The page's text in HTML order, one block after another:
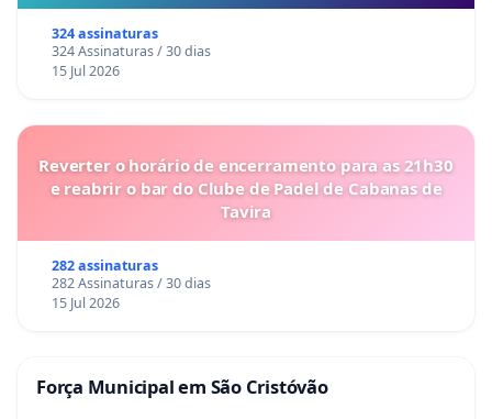
324 assinaturas
324 Assinaturas / 30 dias
15 Jul 2026
Reverter o horário de encerramento para as 21h30
e reabrir o bar do Clube de Padel de Cabanas de
Tavira
282 assinaturas
282 Assinaturas / 30 dias
15 Jul 2026
Força Municipal em São Cristóvão